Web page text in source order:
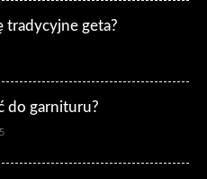
tradycyjne geta?
do garnituru?